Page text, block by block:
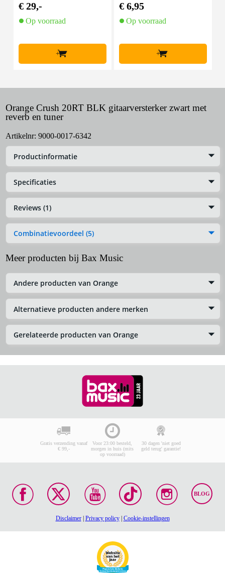
€ 29,-
Op voorraad
+
€ 6,95
Op voorraad
+
Orange Crush 20RT BLK gitaarversterker zwart met
reverb en tuner
Artikelnr: 9000-0017-6342
Productinformatie
Specificaties
Reviews (1)
Combinatievoordeel (5)
Meer producten bij Bax Music
Andere producten van Orange
Alternatieve producten andere merken
Gerelateerde producten van Orange
Gratis verzending vanaf
€ 99,-
Voor 23:00 besteld,
morgen in huis (mits
op voorraad)
30 dagen 'niet goed
geld terug' garantie!
BLOG
Disclaimer| Privacy policy| Cookie-instellingen